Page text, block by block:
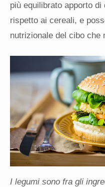
più equilibrato apporto
rispetto ai cereali, e
nutrizionale del cibo che
I legumi sono fra gli